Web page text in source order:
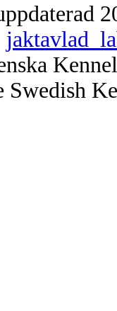
Swedish